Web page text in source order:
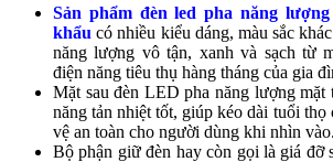
Sản phẩm đèn led pha năng
khẩu có nhiều kiểu dáng, màu sắc
năng lượng vô tận, xanh và sạch từ
điện năng tiêu thụ hàng tháng của gia
Mặt sau đèn LED pha năng lượng mặt
năng tản nhiệt tốt, giúp kéo dài tuổi thọ
vệ an toàn cho người dùng khi nhìn vào.
Bộ phận giữ đèn hay còn gọi là giá đỡ